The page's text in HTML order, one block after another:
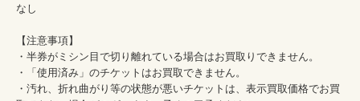
なし
【注意事項】
・半券がミシン目で切り離れている場合はお買取りできません。
・「使用済み」のチケットはお買取できません。
・汚れ、折れ曲がり等の状態が悪いチケットは、表示買取価格でお買